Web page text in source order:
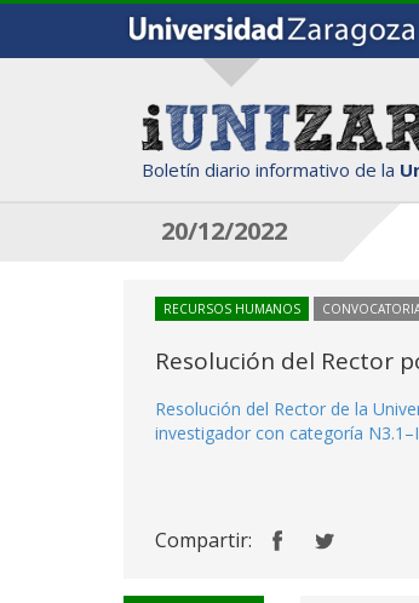
Boletín diario informativo de la
20/12/2022
RECURSOS HUMANOS
Resolución del Rector
Resolución del Rector de la
investigador con categoría
Compartir: